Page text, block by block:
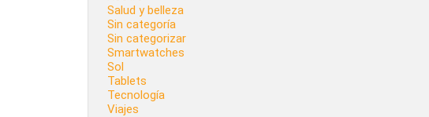
Salud y belleza
Sin categoría
Sin categorizar
Smartwatches
Sol
Tablets
Tecnología
Viajes